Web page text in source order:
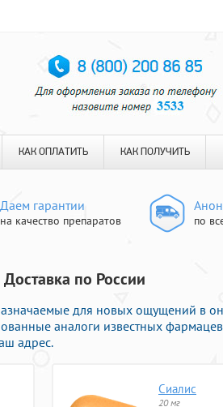
КАК ОПЛАТИТЬ КАК ПОЛУЧИТЬ
Даем гарантии
на качество препаратов по
по России
для новых ощущений в
аналоги известных
адрес.
Сиалис
20 мг